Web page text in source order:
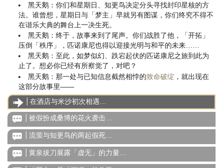
黑天鹅：你们和星期日、知更鸟决定分头寻找封印星核的方
法。谁曾想，星期日与「梦主」早就另有图谋，你们终究不得不
在谐乐大典的舞台上一决生死。
黑天鹅：终于，故事来到了尾声。你们战胜了他，「开拓」
压倒「秩序」，匹诺康尼也得以迎接光明与和平的未来……
黑天鹅：至此，如梦似幻、跌宕起伏的匹诺康尼之旅到此为
止了。想必你已经有所察觉了，对吧？
黑天鹅：那一处与已知信息截然相悖的致命破绽 ，就出现在
这部分故事里——
在酒店与米沙初次相遇…
被假扮成桑博的花火袭击…
流萤与知更鸟的两起假死…
黄泉拔刀展露「虚无」的力量…